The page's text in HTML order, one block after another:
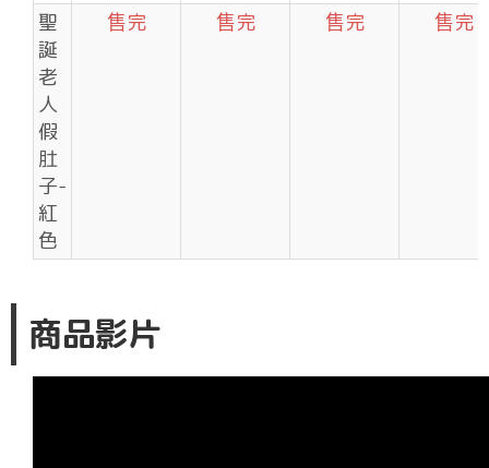
聖
誕
老
人
假
肚
子-
紅
色
售完 售完 售完 售完
商品影片